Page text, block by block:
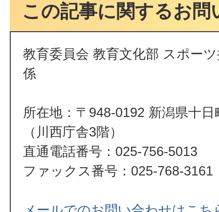
この記事に関するお問
教育委員会 教育文化部 スポー
係
所在地：〒948-0192 新潟県十
（川西庁舎3階）
直通電話番号：025-756-5013
ファックス番号：025-768-3161